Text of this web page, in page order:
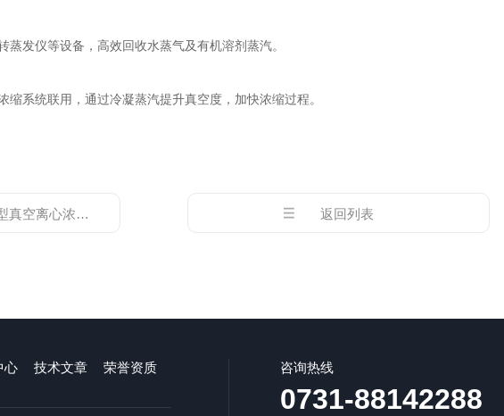
发仪等设备，高效回收水蒸气及有机溶剂蒸汽。
系统联用，通过冷凝蒸汽提升真空度，加快浓缩过程。
高效样品处理的技术突破​ 返回列表
心 技术文章 荣誉资质 咨询热线
0731-88142288